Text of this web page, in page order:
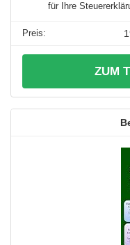
für Ihre
ZUM